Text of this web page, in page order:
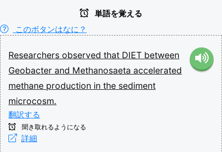
単語を覚える
このボタンはなに？
Researchers observed that DIET between
Geobacter and Methanosaeta accelerated
methane production in the sediment
microcosm.
翻訳する
聞き取れるようになる
詳細